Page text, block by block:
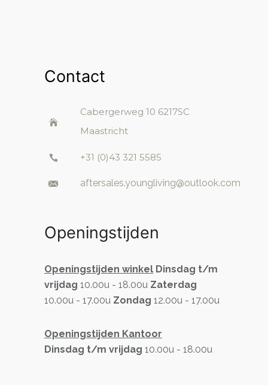
Contact
Cabergerweg 10 6217SC
Maastricht
+31 (0)43 321 5585
aftersales.youngliving@outlook.com
Openingstijden
Openingstijden winkel Dinsdag t/m
vrijdag 10.00u - 18.00u Zaterdag
10.00u - 17.00u Zondag 12.00u - 17.00u
Openingstijden Kantoor
Dinsdag t/m vrijdag 10.00u - 18.00u